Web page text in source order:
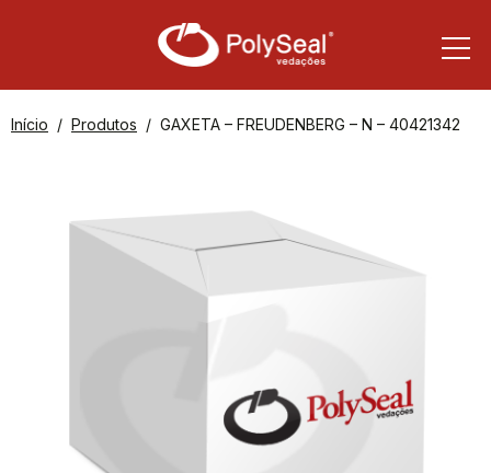
Início Produtos GAXETA – FREUDENBERG – N – 40421342